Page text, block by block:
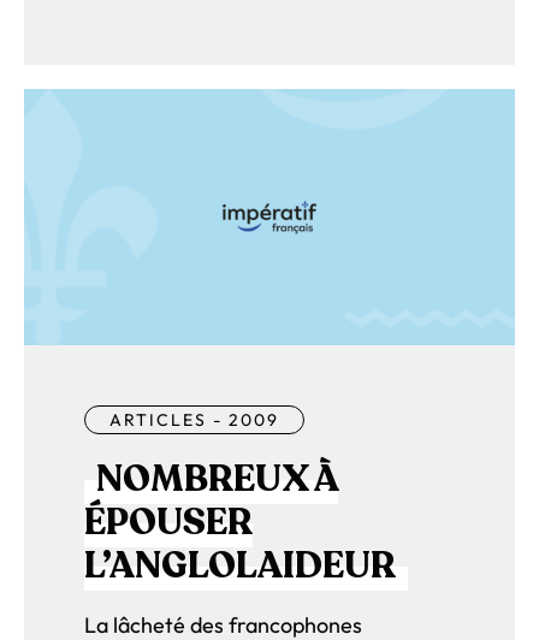
ARTICLES - 2009
NOMBREUX À
ÉPOUSER
L’ANGLOLAIDEUR
La lâcheté des francophones